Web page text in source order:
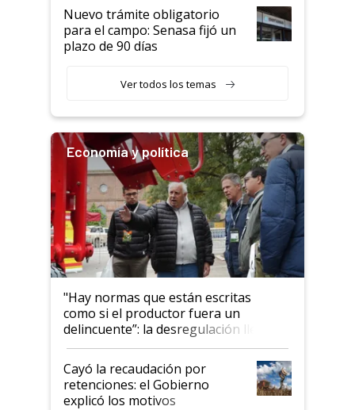
Nuevo trámite obligatorio
para el campo: Senasa fijó un
plazo de 90 días
Ver todos los temas
Economía y política
"Hay normas que están escritas
como si el productor fuera un
delincuente”: la desregulación llegó
al Congreso Aapresid y hasta se
habló del financiamiento al IPCVA
Cayó la recaudación por
retenciones: el Gobierno
explicó los motivos